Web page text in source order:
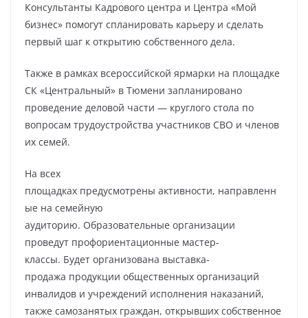
Консультанты Кадрового центра и Центра «Мой
бизнес» помогут спланировать карьеру и сделать
первый шаг к открытию собственного дела.
Также в рамках всероссийской ярмарки на площадке
СК «Центральный» в Тюмени запланировано
проведение деловой части — круглого стола по
вопросам трудоустройства участников СВО и членов
их семей.
На всех
площадках предусмотрены активности, направленн
ые на семейную
аудиторию. Образовательные организации
проведут профориентационные мастер-
классы. Будет организована выставка-
продажа продукции общественных организаций
инвалидов и учреждений исполнения наказаний,
также самозанятых граждан, открывших собственное